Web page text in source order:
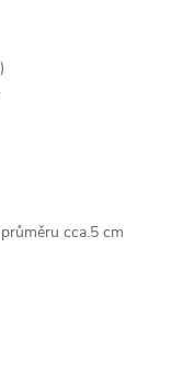
cca.5 cm